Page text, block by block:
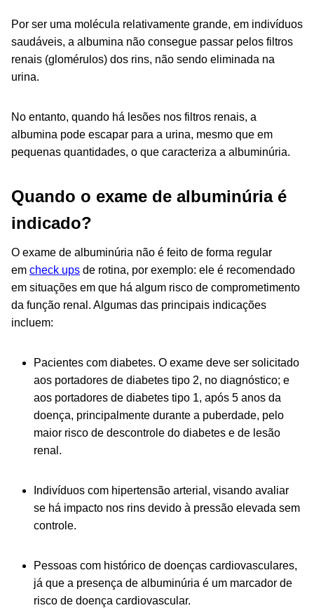
Por ser uma molécula relativamente grande, em indivíduos
saudáveis, a albumina não consegue passar pelos filtros
renais (glomérulos) dos rins, não sendo eliminada na
urina.
No entanto, quando há lesões nos filtros renais, a
albumina pode escapar para a urina, mesmo que em
pequenas quantidades, o que caracteriza a albuminúria.
Quando o exame de albuminúria é
indicado?
O exame de albuminúria não é feito de forma regular
em check ups de rotina, por exemplo: ele é recomendado
em situações em que há algum risco de comprometimento
da função renal. Algumas das principais indicações
incluem:
Pacientes com diabetes. O exame deve ser solicitado
aos portadores de diabetes tipo 2, no diagnóstico; e
aos portadores de diabetes tipo 1, após 5 anos da
doença, principalmente durante a puberdade, pelo
maior risco de descontrole do diabetes e de lesão
renal.
Indivíduos com hipertensão arterial, visando avaliar
se há impacto nos rins devido à pressão elevada sem
controle.
Pessoas com histórico de doenças cardiovasculares,
já que a presença de albuminúria é um marcador de
risco de doença cardiovascular.